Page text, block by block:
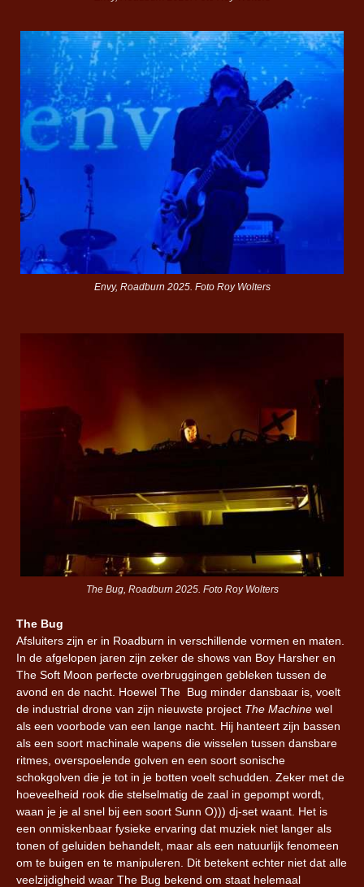
Envy, Roadburn 2025. Foto Roy Wolters
The Bug, Roadburn 2025. Foto Roy Wolters
The Bug
Afsluiters zijn er in Roadburn in verschillende vormen en maten.
In de afgelopen jaren zijn zeker de shows van Boy Harsher en
The Soft Moon perfecte overbruggingen gebleken tussen de
avond en de nacht. Hoewel The Bug minder dansbaar is, voelt
de industrial drone van zijn nieuwste project The Machine wel
als een voorbode van een lange nacht. Hij hanteert zijn bassen
als een soort machinale wapens die wisselen tussen dansbare
ritmes, overspoelende golven en een soort sonische
schokgolven die je tot in je botten voelt schudden. Zeker met de
hoeveelheid rook die stelselmatig de zaal in gepompt wordt,
waan je je al snel bij een soort Sunn O))) dj-set waant. Het is
een onmiskenbaar fysieke ervaring dat muziek niet langer als
tonen of geluiden behandelt, maar als een natuurlijk fenomeen
om te buigen en te manipuleren. Dit betekent echter niet dat alle
veelzijdigheid waar The Bug bekend om staat helemaal